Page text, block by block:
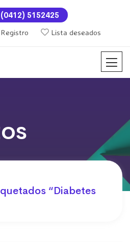
5152425
Registro Lista deseados
“Diabetes